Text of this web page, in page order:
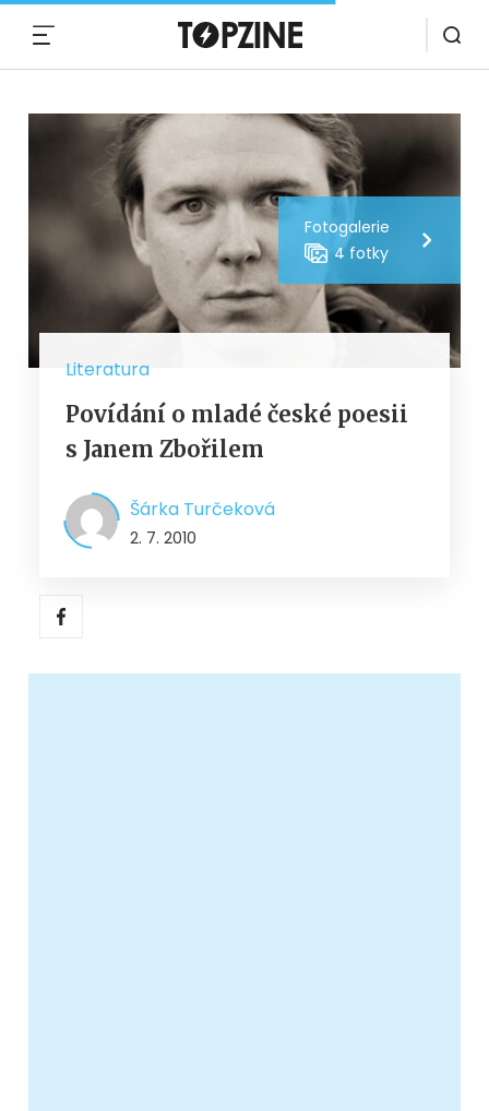
Fotogalerie
4 fotky
Literatura
Povídání o mladé české poesii
s Janem Zbořilem
Šárka Turčeková
2. 7. 2010